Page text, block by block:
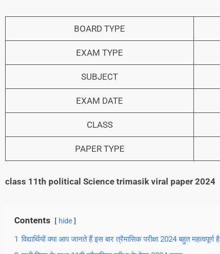
BOARD TYPE
EXAM TYPE
SUBJECT
EXAM DATE
CLASS
PAPER TYPE
class 11th political Science trimasik viral paper 2024
Contents hide
1 विद्यार्थियों क्या आप जानते हैं इस बार त्रैमासिक परीक्षा 2024 बहुत महत्वपूर्ण है